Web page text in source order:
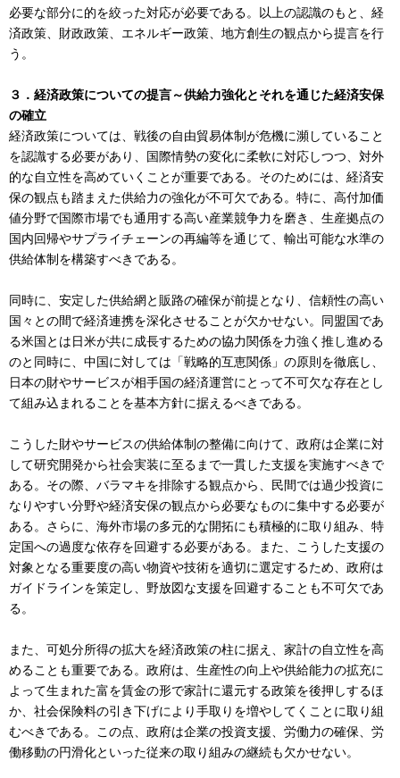
必要な部分に的を絞った対応が必要である。以上の認識のもと、経
済政策、財政政策、エネルギー政策、地方創生の観点から提言を行
う。
３．経済政策についての提言～供給力強化とそれを通じた経済安保
の確立
経済政策については、戦後の自由貿易体制が危機に瀕していること
を認識する必要があり、国際情勢の変化に柔軟に対応しつつ、対外
的な自立性を高めていくことが重要である。そのためには、経済安
保の観点も踏まえた供給力の強化が不可欠である。特に、高付加価
値分野で国際市場でも通用する高い産業競争力を磨き、生産拠点の
国内回帰やサプライチェーンの再編等を通じて、輸出可能な水準の
供給体制を構築すべきである。
同時に、安定した供給網と販路の確保が前提となり、信頼性の高い
国々との間で経済連携を深化させることが欠かせない。同盟国であ
る米国とは日米が共に成長するための協力関係を力強く推し進める
のと同時に、中国に対しては「戦略的互恵関係」の原則を徹底し、
日本の財やサービスが相手国の経済運営にとって不可欠な存在とし
て組み込まれることを基本方針に据えるべきである。
こうした財やサービスの供給体制の整備に向けて、政府は企業に対
して研究開発から社会実装に至るまで一貫した支援を実施すべきで
ある。その際、バラマキを排除する観点から、民間では過少投資に
なりやすい分野や経済安保の観点から必要なものに集中する必要が
ある。さらに、海外市場の多元的な開拓にも積極的に取り組み、特
定国への過度な依存を回避する必要がある。また、こうした支援の
対象となる重要度の高い物資や技術を適切に選定するため、政府は
ガイドラインを策定し、野放図な支援を回避することも不可欠であ
る。
また、可処分所得の拡大を経済政策の柱に据え、家計の自立性を高
めることも重要である。政府は、生産性の向上や供給能力の拡充に
よって生まれた富を賃金の形で家計に還元する政策を後押しするほ
か、社会保険料の引き下げにより手取りを増やしてくことに取り組
むべきである。この点、政府は企業の投資支援、労働力の確保、労
働移動の円滑化といった従来の取り組みの継続も欠かせない。